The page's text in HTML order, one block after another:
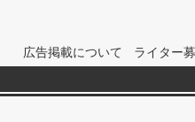
広告掲載について ライター